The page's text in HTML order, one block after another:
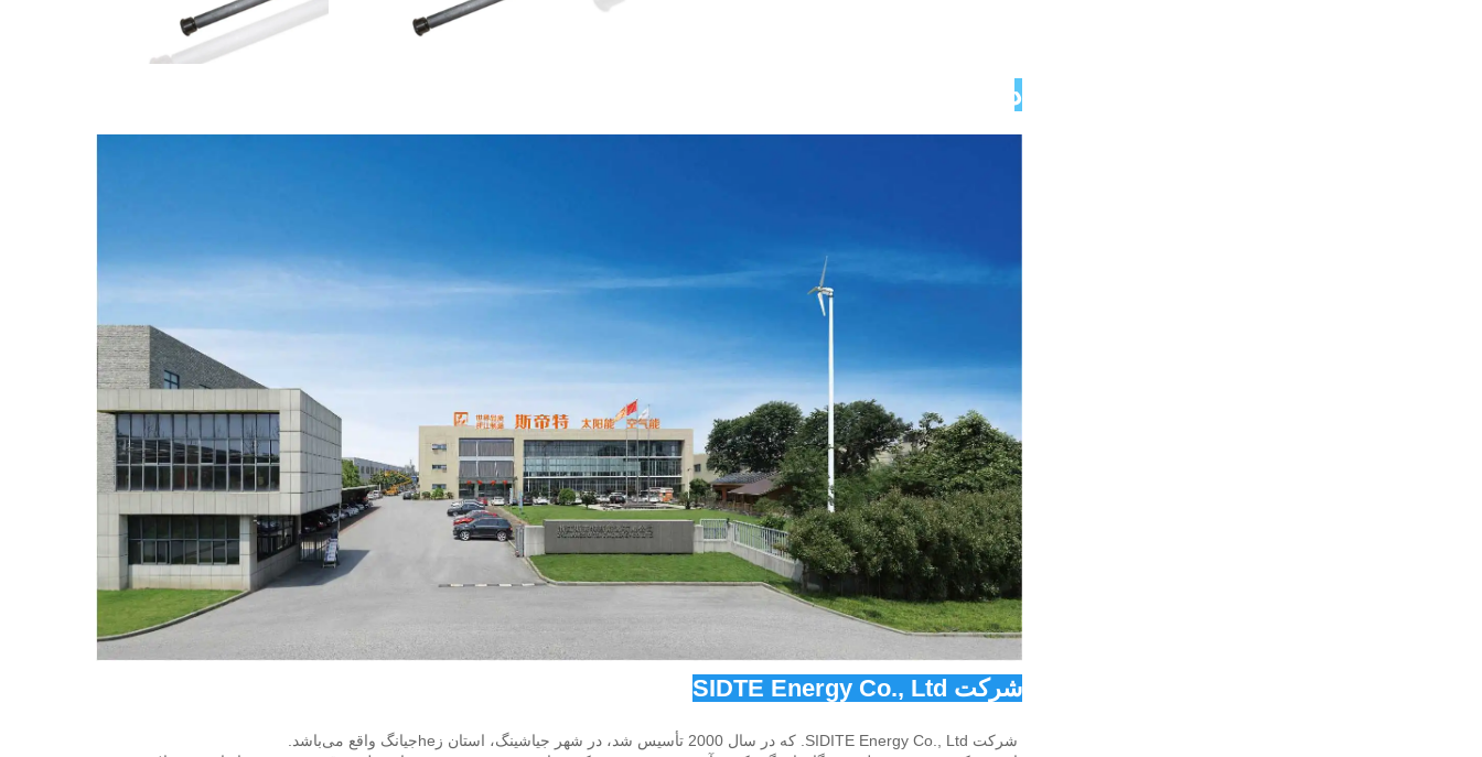
درباره ما
شرکت SIDTE Energy Co., Ltd
شرکت SIDITE Energy Co., Ltd. که در سال 2000 تأسیس شد، در شهر جیا‌شینگ، استان زheجیانگ واقع می‌باشد.